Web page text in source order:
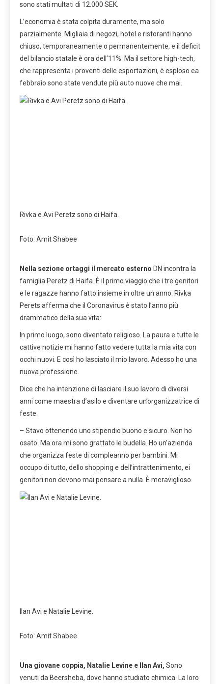
sono stati multati di 12.000 SEK.
L’economia è stata colpita duramente, ma solo
parzialmente. Migliaia di negozi, hotel e ristoranti hanno
chiuso, temporaneamente o permanentemente, e il deficit
del bilancio statale è ora dell’11%. Ma il settore high-tech,
che rappresenta i proventi delle esportazioni, è esploso ea
febbraio sono state vendute più auto nuove che mai.
Rivka e Avi Peretz sono di Haifa.
Foto: Amit Shabee
Nella sezione ortaggi il mercato esterno DN incontra la
famiglia Peretz di Haifa. È il primo viaggio che i tre genitori
e le ragazze hanno fatto insieme in oltre un anno. Rivka
Perets afferma che il Coronavirus è stato l’anno più
drammatico della sua vita:
In primo luogo, sono diventato religioso. La paura e tutte le
cattive notizie mi hanno fatto vedere tutta la mia vita con
occhi nuovi. E così ho lasciato il mio lavoro. Adesso ho una
nuova professione.
Dice che ha intenzione di lasciare il suo lavoro di diversi
anni come maestra d’asilo e diventare un’organizzatrice di
feste.
– Stavo ottenendo uno stipendio buono e sicuro. Non ho
osato. Ma ora mi sono grattato le budella. Ho un’azienda
che organizza feste di compleanno per bambini. Mi
occupo di tutto, dello shopping e dell’intrattenimento, ei
genitori non devono mai pensare a nulla. È meraviglioso.
Ilan Avi e Natalie Levine.
Foto: Amit Shabee
Una giovane coppia, Natalie Levine e Ilan Avi, Sono
venuti da Beersheba, dove hanno studiato chimica. La loro